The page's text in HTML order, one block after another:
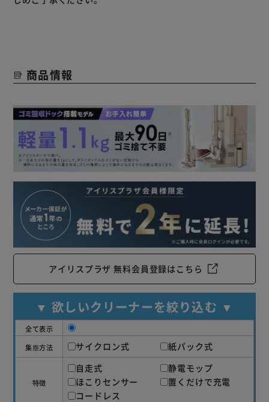
パワフルに稼働し、一度の充電で部屋の隅々までお掃除がで
るので、掃除の幅が更に広がります。
だけで充電出来ます。
【フレキシブルホース】
専用の隙間フレキシブルホースです。
届きにくいところも取り回しラクラクでお掃除ができます。
【布団用ヘッド】
専用の布団用ヘッドです。
布団のダニやホコリのお掃除に最適です。
【ミニヘッド】
専用のミニヘッドです。
布製の家具や敷物のお掃除に最適です。
商品情報
アイリスプラザ 無料会員登録はこちら
▼ 欲しいクリーナーを絞り込む ▼
全て表示
集塵方法
サイクロン式 紙パック式
特徴
自走式
静電モップ
ほこりセンサー
置くだけで充電
コードレス